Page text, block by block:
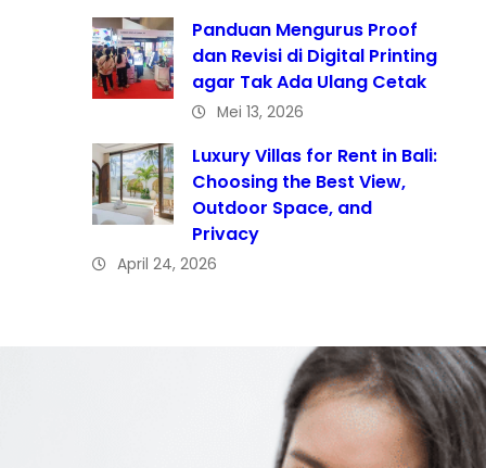
Panduan Mengurus Proof
dan Revisi di Digital Printing
agar Tak Ada Ulang Cetak
Mei 13, 2026
Luxury Villas for Rent in Bali:
Choosing the Best View,
Outdoor Space, and
Privacy
April 24, 2026